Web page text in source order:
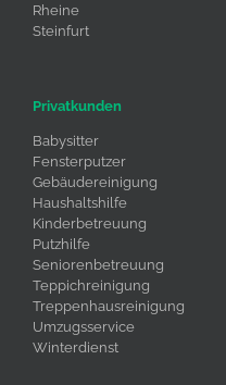
Rheine
Steinfurt
Privatkunden
Babysitter
Fensterputzer
Gebäudereinigung
Haushaltshilfe
Kinderbetreuung
Putzhilfe
Seniorenbetreuung
Teppichreinigung
Treppenhausreinigung
Umzugsservice
Winterdienst